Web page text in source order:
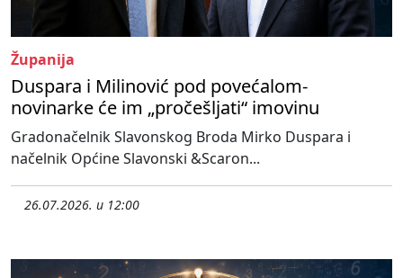
Županija
Duspara i Milinović pod povećalom-
novinarke će im „pročešljati“ imovinu
Gradonačelnik Slavonskog Broda Mirko Duspara i
načelnik Općine Slavonski &Scaron...
26.07.2026. u 12:00